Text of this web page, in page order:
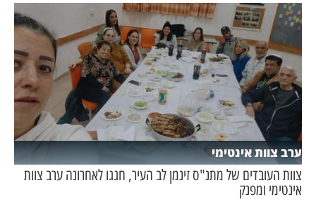
ערב צוות אינטימי
צוות העובדים של מתנ"ס זינמן לב העיר, חגגו לאחרונה ערב צוות
אינטימי ומפנק